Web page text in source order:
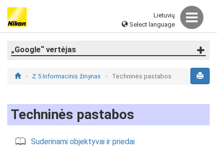
Lietuvių
Select language
„Google“ vertėjas
Z 5 Informacinis žinynas Techninės pastabos
Techninės pastabos
Suderinami objektyvai ir priedai